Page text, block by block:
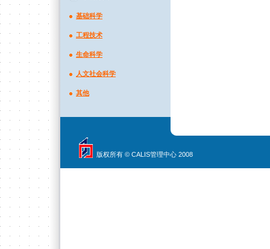
基础科学
工程技术
生命科学
人文社会科学
其他
版权所有 © CALIS管理中心 2008